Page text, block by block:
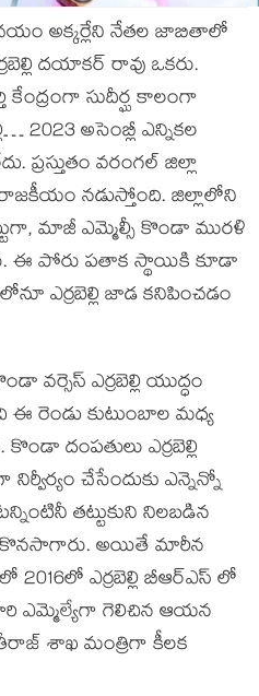
అక్కర్లేని నేతల జాబితాలో
దయాకర్ రావు ఒకరు.
కేంద్రంగా సుదీర్ఘ కాలంగా
2023 అసెంబ్లీ ఎన్నికల
ప్రస్తుతం వరంగల్ జిల్లా
నడుస్తోంది. జిల్లాలోని
మాజీ ఎమ్మెల్సీ కొండా మురళి
ఈ పోరు పతాక స్థాయికి కూడా
ఎర్రబెల్లి జాడ కనిపించడం
వర్సెస్ ఎర్రబెల్లి యుద్ధం
ఈ రెండు కుటుంబాల మధ్య
దంపతులు ఎర్రబెల్లి
చేసేందుకు ఎన్నెన్నో
తట్టుకుని నిలబడిన
కొనసాగారు. అయితే మారీన
ఎర్రబెల్లి బీఆర్ఎస్ లో
ఎమ్మెల్యేగా గెలిచిన ఆయన
శాఖ మంత్రిగా కీలక